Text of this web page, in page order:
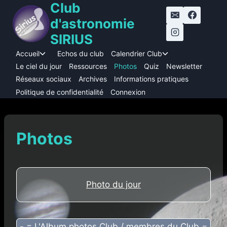
contenu
Club
d'astronomie
SIRIUS
Accueil
Ouvrir/fermer
le
menu
enfant
Echos du club Calendrier Club
le
menu
Le ciel du jour Ressources Photos Quiz
Newsletter
Réseaux sociaux
Archives
Informations pratiques
Politique de confidentialité
Connexion
Photos
Photo du jour